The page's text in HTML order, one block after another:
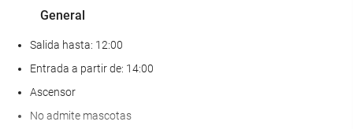
General
Salida hasta: 12:00
Entrada a partir de: 14:00
Ascensor
No admite mascotas